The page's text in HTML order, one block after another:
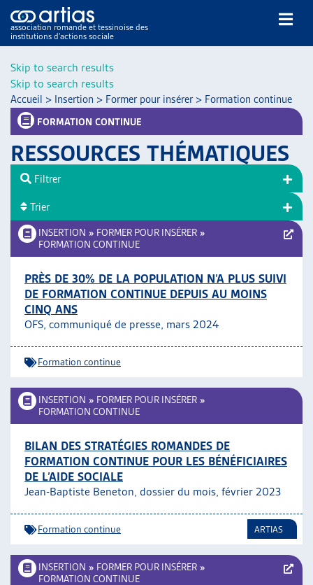
Skip to search results
Skip to search results
association romande et tessinoise des
institutions d’actions sociale
NOS PUBLICATIONS
DOSSIERS DU MOIS
VEILLE
RESSOURCES
GUIDE SOCIAL ROMAND
AUTRES
ARTIAS
PROJETS ET ACTIVITÉS
Accueil > Insertion > Former pour insérer> Formation continue
FORMATION CONTINUE
RESSOURCES THÉMATIQUES
INSERTION » FORMER POUR INSÉRER »
FORMATION CONTINUE
PRÈS DE 30% DE LA POPULATION N’A PLUS SUIVI
DE FORMATION CONTINUE DEPUIS AU MOINS
CINQ ANS
OFS, communiqué de presse, mars 2024
Formation continue
INSERTION » FORMER POUR INSÉRER »
FORMATION CONTINUE
BILAN DES STRATÉGIES ROMANDES DE
FORMATION CONTINUE POUR LES BÉNÉFICIAIRES
DE L’AIDE SOCIALE
Jean-Baptiste Beneton, dossier du mois, février 2023
Formation continue ARTIAS
INSERTION » FORMER POUR INSÉRER »
FORMATION CONTINUE
Filtrer
Trier